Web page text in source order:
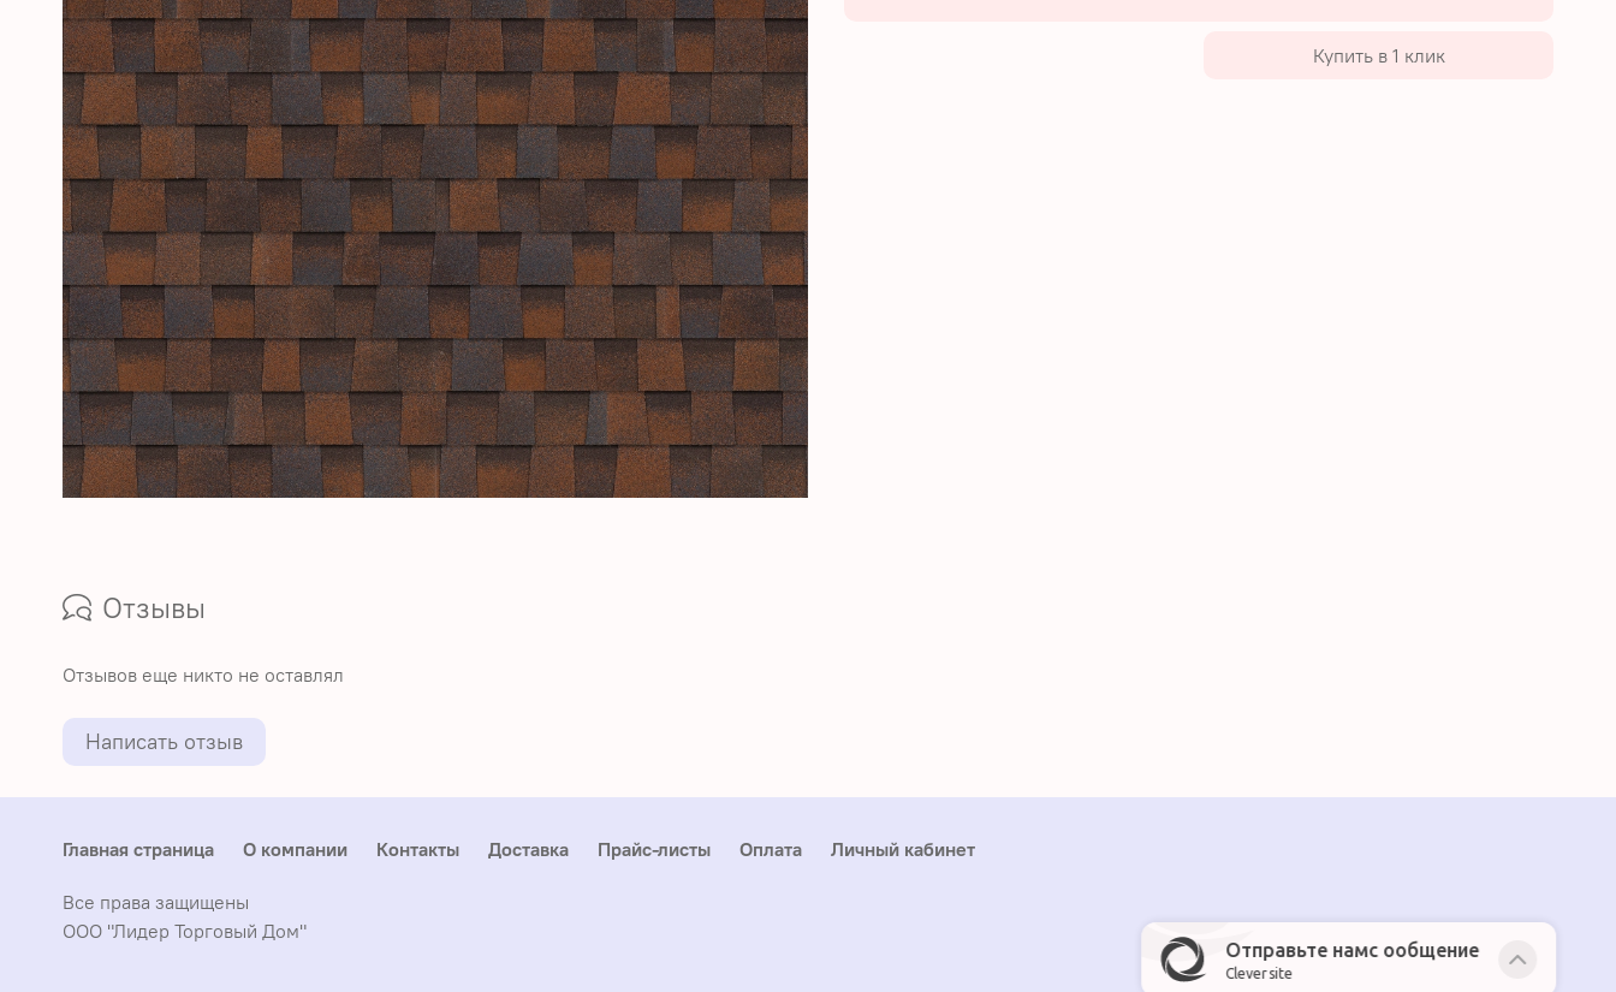
Купить в 1 клик
Отзывы
Отзывов еще никто не оставлял
Написать отзыв
Главная страница О компании Контакты Доставка Прайс-листы Оплата Личный кабинет
Все права защищены
ООО "Лидер Торговый Дом"
Отправьте намс ообщение
Cleversite